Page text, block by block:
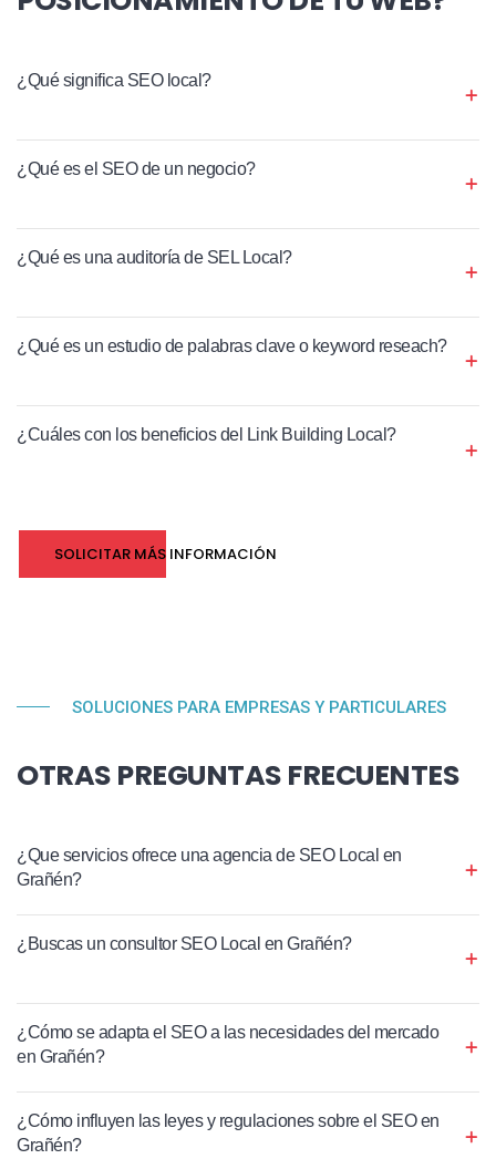
¿Qué significa SEO local?
¿Qué es el SEO de un negocio?
¿Qué es una auditoría de SEL Local?
¿Qué es un estudio de palabras clave o keyword reseach?
¿Cuáles con los beneficios del Link Building Local?
SOLICITAR MÁS INFORMACIÓN
SOLUCIONES PARA EMPRESAS Y PARTICULARES
OTRAS PREGUNTAS FRECUENTES
¿Que servicios ofrece una agencia de SEO Local en
Grañén?
¿Buscas un consultor SEO Local en Grañén?
¿Cómo se adapta el SEO a las necesidades del mercado
en Grañén?
¿Cómo influyen las leyes y regulaciones sobre el SEO en
Grañén?